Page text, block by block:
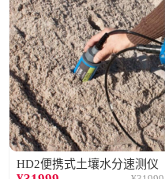
HD2便携式土壤水分速测仪